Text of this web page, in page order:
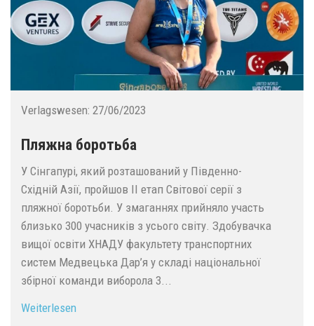
Verlagswesen: 27/06/2023
Пляжна боротьба
У Сінгапурі, який розташований у Південно-
Східній Азії, пройшов ІІ етап Світової серії з
пляжної боротьби. У змаганнях прийняло участь
близько 300 учасників з усього світу. Здобувачка
вищої освіти ХНАДУ факультету транспортних
систем Медвецька Дар’я у складі національної
збірної команди виборола 3...
Weiterlesen